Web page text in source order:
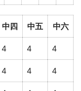
中四 中五 中六
4 4 4
4 4 4